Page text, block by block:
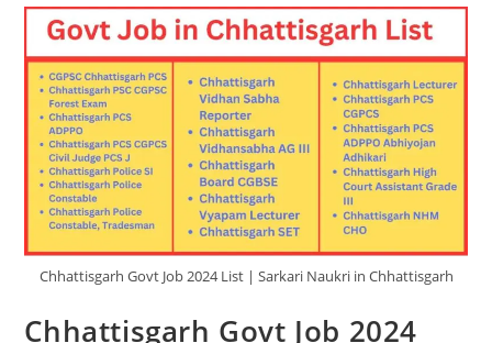
Chhattisgarh Govt Job 2024 List | Sarkari Naukri in Chhattisgarh
Chhattisgarh Govt Job 2024